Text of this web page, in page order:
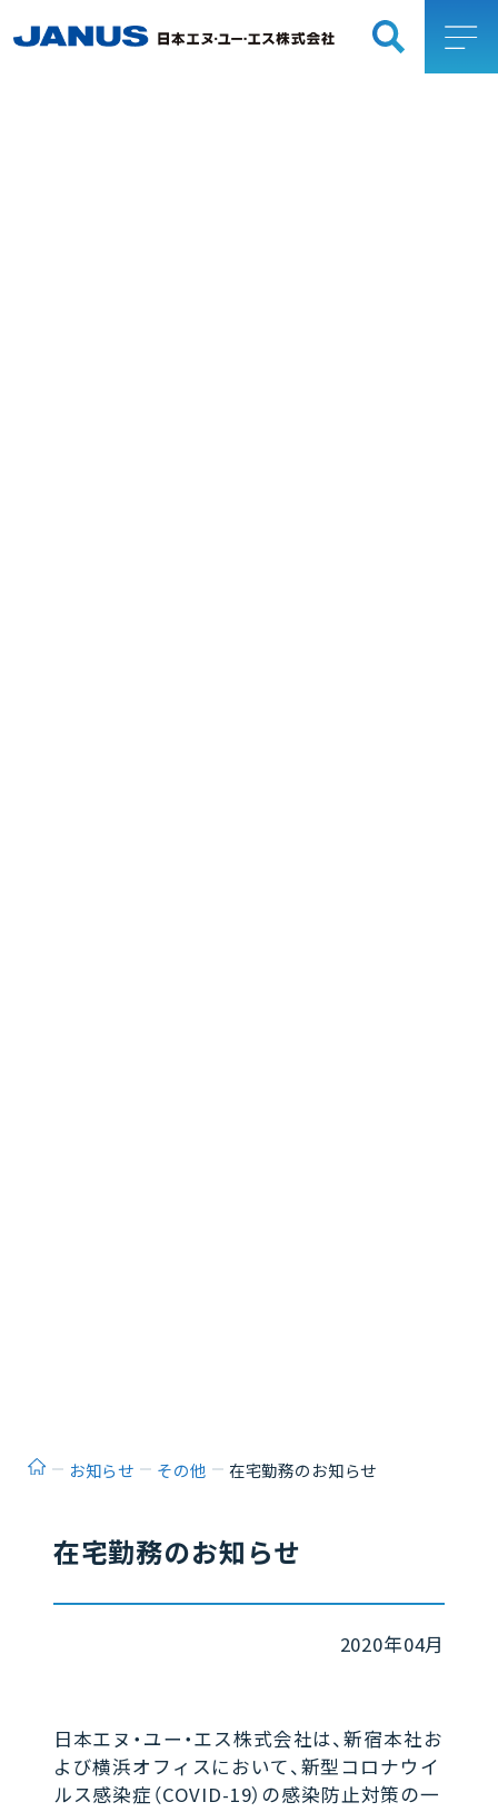
ホームお知らせ その他 在宅勤務のお知らせ
在宅勤務のお知らせ
2020年04月
日本エヌ・ユー・エス株式会社は、新宿本社お
よび横浜オフィスにおいて、新型コロナウイ
ルス感染症（COVID-19）の感染防止対策の一